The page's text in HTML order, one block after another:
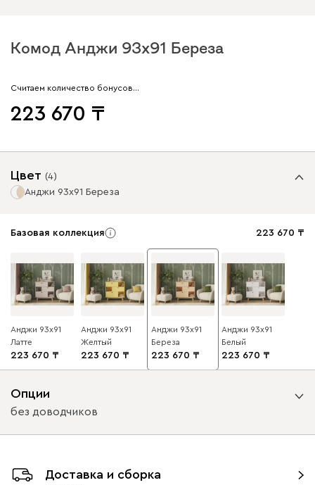
Комод Анджи 93x91 Береза
Считаем количество бонусов…
223 670
Цвет (4)
Анджи 93x91 Береза
Базовая коллекция 223 670
Анджи 93x91
Латте
223 670
Анджи 93x91
Желтый
223 670
Анджи 93x91
Береза
223 670
Анджи 93x91
Белый
223 670
Опции
без доводчиков
без доводчиков с доводчиками
Доставка и сборка